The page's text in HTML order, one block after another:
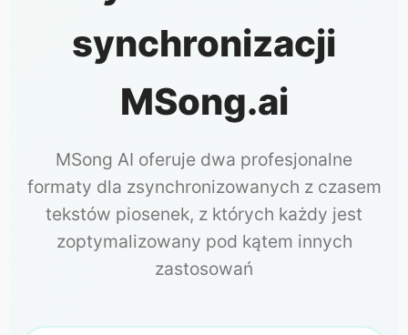
synchronizacji
MSong.ai
MSong AI oferuje dwa profesjonalne
formaty dla zsynchronizowanych z czasem
tekstów piosenek, z których każdy jest
zoptymalizowany pod kątem innych
zastosowań